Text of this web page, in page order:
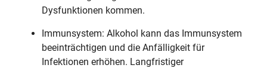
Dysfunktionen kommen.
Immunsystem: Alkohol kann das Immunsystem
beeinträchtigen und die Anfälligkeit für
Infektionen erhöhen. Langfristiger